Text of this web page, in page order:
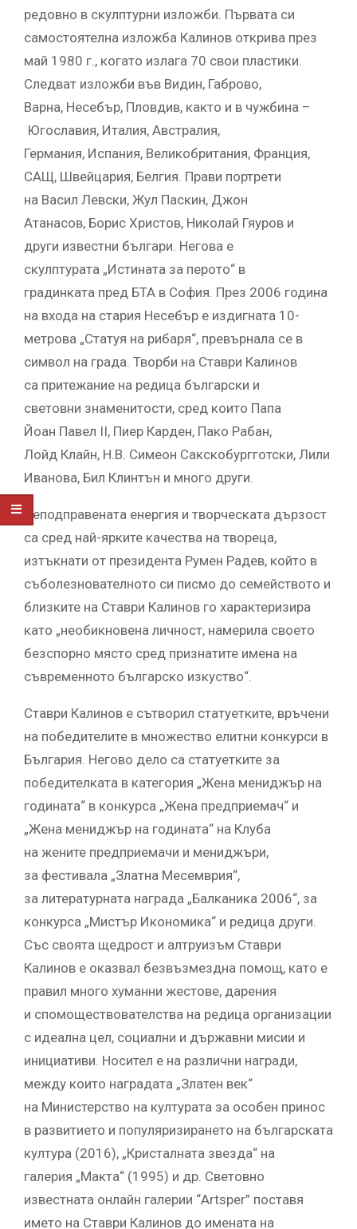
редовно в скулптурни изложби. Първата си
самостоятелна изложба Калинов открива през
май 1980 г., когато излага 70 свои пластики.
Следват изложби във Видин, Габрово,
Варна, Несебър, Пловдив, както и в чужбина –
Югославия, Италия, Австралия,
Германия, Испания, Великобритания, Франция,
САЩ, Швейцария, Белгия. Прави портрети
на Васил Левски, Жул Паскин, Джон
Атанасов, Борис Христов, Николай Гяуров и
други известни българи. Негова е
скулптурата „Истината за перото“ в
градинката пред БТА в София. През 2006 година
на входа на стария Несебър е издигната 10-
метрова „Статуя на рибаря“, превърнала се в
символ на града. Творби на Ставри Калинов
са притежание на редица български и
световни знаменитости, сред които Папа
Йоан Павел ІІ, Пиер Карден, Пако Рабан,
Лойд Клайн, Н.В. Симеон Сакскобургготски, Лили
Иванова, Бил Клинтън и много други.
Неподправената енергия и творческата дързост
са сред най-ярките качества на твореца,
изтъкнати от президента Румен Радев, който в
съболезнователното си писмо до семейството и
близките на Ставри Калинов го характеризира
като „необикновена личност, намерила своето
безспорно място сред признатите имена на
съвременното българско изкуство“.
Ставри Калинов е сътворил статуетките, връчени
на победителите в множество елитни конкурси в
България. Негово дело са статуетките за
победителката в категория „Жена мениджър на
годината“ в конкурса „Жена предприемач“ и
„Жена мениджър на годината“ на Клуба
на жените предприемачи и мениджъри,
за фестивала „Златна Месемврия“,
за литературната награда „Балканика 2006“, за
конкурса „Мистър Икономика“ и редица други.
Със своята щедрост и алтруизъм Ставри
Калинов е оказвал безвъзмездна помощ, като е
правил много хуманни жестове, дарения
и спомоществователства на редица организации
с идеална цел, социални и държавни мисии и
инициативи. Носител е на различни награди,
между които наградата „Златен век“
на Министерство на културата за особен принос
в развитието и популяризирането на българската
култура (2016), „Кристалната звезда“ на
галерия „Макта“ (1995) и др. Световно
известната онлайн галерии “Artsper” поставя
името на Ставри Калинов до имената на